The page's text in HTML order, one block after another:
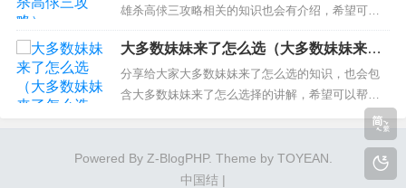
米之家看一看小爱mini音箱有没有现货 4、小米 小
爱同...
雄杀高俅三攻略相关的知识也会有介绍，希望可以
帮助大家解答当下的疑问！ 本文目录一览： 1、英
雄杀高俅二怎么过 2、英雄杀：高俅和魏忠贤怎么过
关？ 3、英雄杀高逑2怎么过…………………… 4、
怎么打过去高俅2，求攻略。 5、英雄杀闯关高俅...
大多数妹妹来了怎么选（大多数妹妹来了
怎么选择）
分享给大家大多数妹妹来了怎么选的知识，也会包
含大多数妹妹来了怎么选择的讲解，希望可以帮助
大家解决现在的问题！ 本文目录一览： 1、游戏大
多数2万怎么选择 2、大多数游戏妹妹来了怎么选择
3、大多数妹妹在哪接 4、大多数沙盒模式妹妹在哪
游戏大多数2万怎么选择 1、进入《大多数》游戏，
Powered By Z-BlogPHP. Theme by TOYEAN
中国结 |